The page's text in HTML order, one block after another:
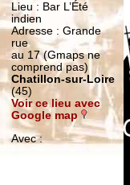
Lieu : Bar L’Été
indien
Adresse : Grande
rue
au 17 (Gmaps ne
comprend pas)
Chatillon-sur-Loire
(45)
Voir ce lieu avec
Google map
Avec :